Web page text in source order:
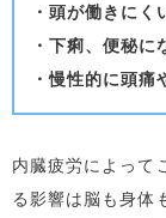
・頭が働きにく
・下痢、便秘に
・慢性的に頭痛
内臓疲労によって
る影響は脳も身体